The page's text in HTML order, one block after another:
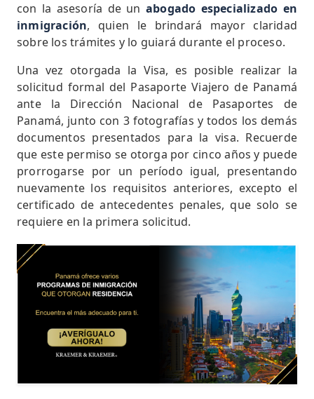
con la asesoría de un abogado especializado en
inmigración, quien le brindará mayor claridad
sobre los trámites y lo guiará durante el proceso.
Una vez otorgada la Visa, es posible realizar la
solicitud formal del Pasaporte Viajero de Panamá
ante la Dirección Nacional de Pasaportes de
Panamá, junto con 3 fotografías y todos los demás
documentos presentados para la visa. Recuerde
que este permiso se otorga por cinco años y puede
prorrogarse por un período igual, presentando
nuevamente los requisitos anteriores, excepto el
certificado de antecedentes penales, que solo se
requiere en la primera solicitud.